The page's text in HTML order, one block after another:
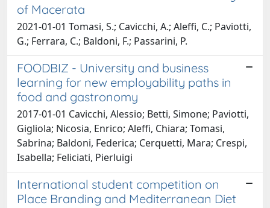
of Macerata
2021-01-01 Tomasi, S.; Cavicchi, A.; Aleffi, C.; Paviotti,
G.; Ferrara, C.; Baldoni, F.; Passarini, P.
FOODBIZ - University and business
learning for new employability paths in
food and gastronomy
2017-01-01 Cavicchi, Alessio; Betti, Simone; Paviotti,
Gigliola; Nicosia, Enrico; Aleffi, Chiara; Tomasi,
Sabrina; Baldoni, Federica; Cerquetti, Mara; Crespi,
Isabella; Feliciati, Pierluigi
International student competition on
Place Branding and Mediterranean Diet